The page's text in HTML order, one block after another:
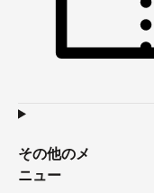
その他のメ
ニュー